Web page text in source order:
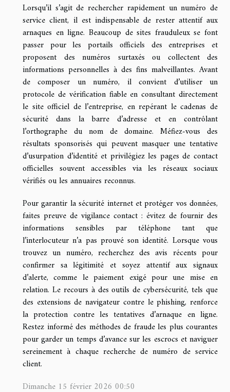
Lorsqu’il s’agit de rechercher rapidement un numéro de
service client, il est indispensable de rester attentif aux
arnaques en ligne. Beaucoup de sites frauduleux se font
passer pour les portails officiels des entreprises et
proposent des numéros surtaxés ou collectent des
informations personnelles à des fins malveillantes. Avant
de composer un numéro, il convient d’utiliser un
protocole de vérification fiable en consultant directement
le site officiel de l’entreprise, en repérant le cadenas de
sécurité dans la barre d’adresse et en contrôlant
l’orthographe du nom de domaine. Méfiez-vous des
résultats sponsorisés qui peuvent masquer une tentative
d’usurpation d’identité et privilégiez les pages de contact
officielles souvent accessibles via les réseaux sociaux
vérifiés ou les annuaires reconnus.
Pour garantir la sécurité internet et protéger vos données,
faites preuve de vigilance contact : évitez de fournir des
informations sensibles par téléphone tant que
l’interlocuteur n’a pas prouvé son identité. Lorsque vous
trouvez un numéro, recherchez des avis récents pour
confirmer sa légitimité et soyez attentif aux signaux
d’alerte, comme le paiement exigé pour une mise en
relation. Le recours à des outils de cybersécurité, tels que
des extensions de navigateur contre le phishing, renforce
la protection contre les tentatives d’arnaque en ligne.
Restez informé des méthodes de fraude les plus courantes
pour garder un temps d’avance sur les escrocs et naviguer
sereinement à chaque recherche de numéro de service
client.
Dimanche 15 février 2026 00:50